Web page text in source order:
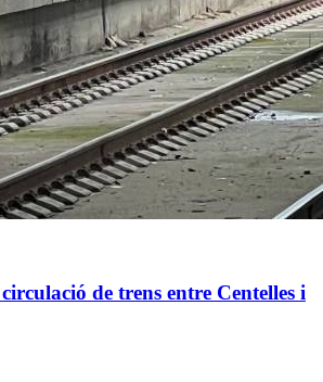
de trens entre Centelles i